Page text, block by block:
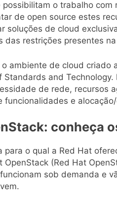
possibilitam o trabalho
de open source estes
soluções de cloud
das restrições presentes
ambiente de cloud criado
and
de rede, recursos
funcionalidades e
conheça
para o qual a Red Hat
OpenStack (Red Hat
sob demanda e